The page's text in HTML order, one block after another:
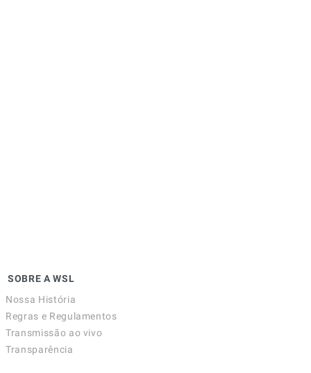
SOBRE A WSL
Nossa História
Regras e Regulamentos
Transmissão ao vivo
Transparência